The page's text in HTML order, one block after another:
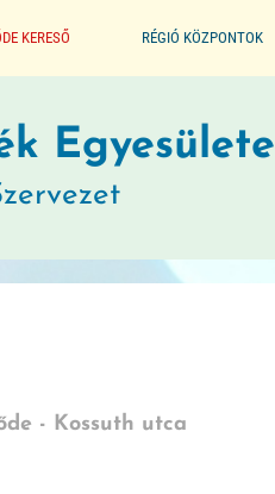
KERESŐ RÉGIÓ KÖZPONTOK
Egyesülete
- Kossuth utca